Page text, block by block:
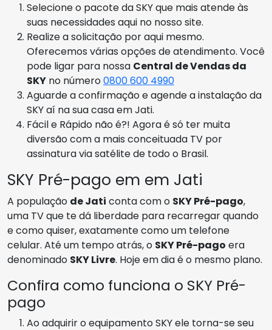
Selecione o pacote da SKY que mais atende às
suas necessidades aqui no nosso site.
Realize a solicitação por aqui mesmo.
Oferecemos várias opções de atendimento. Você
pode ligar para nossa Central de Vendas da
SKY no número0800 600 4990
Aguarde a confirmação e agende a instalação da
SKY aí na sua casa em Jati.
Fácil e Rápido não é?! Agora é só ter muita
diversão com a mais conceituada TV por
assinatura via satélite de todo o Brasil.
SKY Pré-pago em em Jati
A população de Jati conta com o SKY Pré-pago,
uma TV que te dá liberdade para recarregar quando
e como quiser, exatamente como um telefone
celular. Até um tempo atrás, o SKY Pré-pago era
denominado SKY Livre. Hoje em dia é o mesmo plano.
Confira como funciona o SKY Pré-
pago
Ao adquirir o equipamento SKY ele torna-se seu